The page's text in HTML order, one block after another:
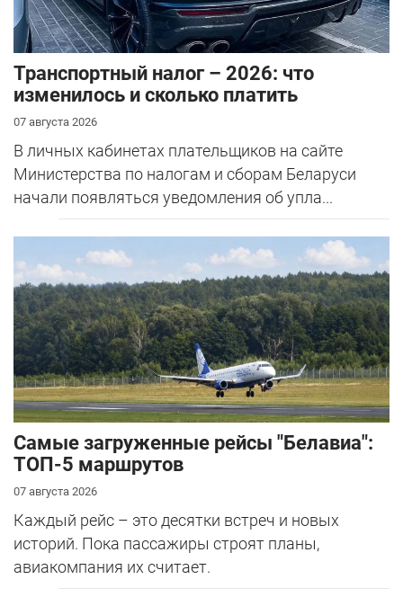
Транспортный налог – 2026: что
изменилось и сколько платить
07 августа 2026
В личных кабинетах плательщиков на сайте
Министерства по налогам и сборам Беларуси
начали появляться уведомления об упла...
Самые загруженные рейсы "Белавиа":
ТОП-5 маршрутов
07 августа 2026
Каждый рейс – это десятки встреч и новых
историй. Пока пассажиры строят планы,
авиакомпания их считает.